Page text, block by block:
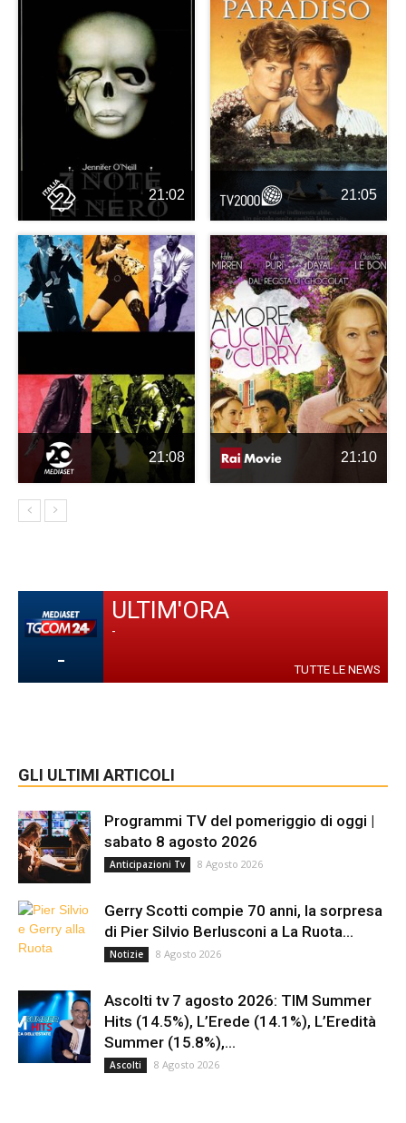
21:02 21:05
21:08 21:10
-
ULTIM'ORA
-
TUTTE LE NEWS
GLI ULTIMI ARTICOLI
Programmi TV del pomeriggio di oggi |
sabato 8 agosto 2026
Anticipazioni Tv 8 Agosto 2026
Gerry Scotti compie 70 anni, la sorpresa
di Pier Silvio Berlusconi a La Ruota...
Notizie 8 Agosto 2026
Ascolti tv 7 agosto 2026: TIM Summer
Hits (14.5%), L’Erede (14.1%), L’Eredità
Summer (15.8%),...
Ascolti 8 Agosto 2026